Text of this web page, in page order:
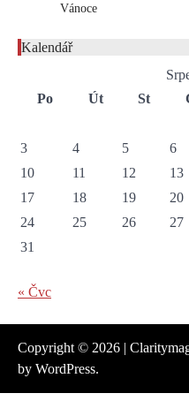
Vánoce
Kalendář
Po
Út St
3
4 5 6
10
11 12 13
17
18 19 20
24
25 26 27
31
« Čvc
Copyright © 2026 |
by WordPress.